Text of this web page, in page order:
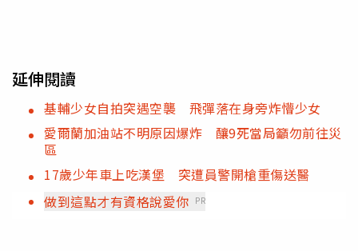
延伸閱讀
基輔少女自拍突遇空襲 飛彈落在身旁炸懵少女
愛爾蘭加油站不明原因爆炸 釀9死當局籲勿前往災
區
17歲少年車上吃漢堡 突遭員警開槍重傷送醫
做到這點才有資格說愛你 PR